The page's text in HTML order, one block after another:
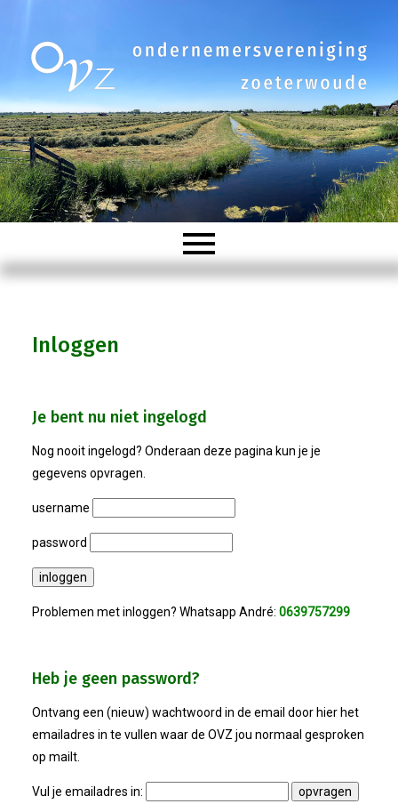
Organisatie
Statuten
Nieuws
IJshal De Vliet Nodigt Ons Uit!
Verkiezingsdebat!
2025-01-02 Van De Voorzitter
Bezoek Aan Swetterhage
Inloggen
Je bent nu niet ingelogd
Nog nooit ingelogd? Onderaan deze pagina kun je je
gegevens opvragen.
username
password
Problemen met inloggen? Whatsapp André: 0639757299
Heb je geen password?
Ontvang een (nieuw) wachtwoord in de email door hier het
emailadres in te vullen waar de OVZ jou normaal gesproken
op mailt.
Vul je emailadres in: